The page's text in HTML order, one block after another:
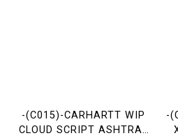
-(C015)-CARHARTT WIP
CLOUD SCRIPT ASHTRAY
-